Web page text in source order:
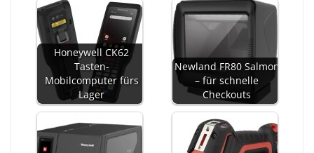
Honeywell CK62
Tasten-
Mobilcomputer fürs
Lager
Newland FR80 Salmon
– für schnelle
Checkouts